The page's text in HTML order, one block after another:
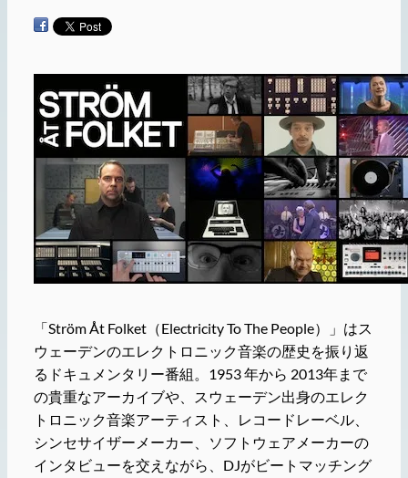
「Ström Åt Folket（Electricity To The People）」はス
ウェーデンのエレクトロニック音楽の歴史を振り返
るドキュメンタリー番組。1953 年から 2013年まで
の貴重なアーカイブや、スウェーデン出身のエレク
トロニック音楽アーティスト、レコードレーベル、
シンセサイザーメーカー、ソフトウェアメーカーの
インタビューを交えながら、DJがビートマッチング